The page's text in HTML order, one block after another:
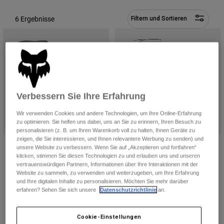
Hosen
Kurze Hosen
Jacken
Handschuhe
Protektoren
Brillen
Socken
Zubehör
Jacken
Brillen
Socken
Taschen & Zubehör
Spare parts
Hemden
Damen
T-Shirts & Tops
Hoodies und Pullover
Jacken
Hosen
Shirts
Alle anzeigen
Socken
Alle anzeigen
Moto
Helme
Jerseys
Hosen
Stiefel
Guards
6 Ergebnisse Filtern und Sortieren
Crossboots Comp Jugend
€ 259,99
(9)
Product swatch type of Schwarz.
Product swatch type of Schwarz/Grau.
Product swatch type of Weiß.
Comp Boots für Jugendliche
Price reduced from
€ 269,99to € 161,99
(1)
Product swatch type of Orange/
Product swatch type of
Verbessern Sie Ihre Erfahrung
Wir verwenden Cookies und andere Technologien, um Ihre Online-Erfahrung
zu optimieren. Sie helfen uns dabei, uns an Sie zu erinnern, Ihren Besuch zu
personalisieren (z. B. um Ihren Warenkorb voll zu halten, Ihnen Geräte zu
zeigen, die Sie interessieren, und Ihnen relevantere Werbung zu senden) und
unsere Website zu verbessern. Wenn Sie auf „Akzeptieren und fortfahren“
klicken, stimmen Sie diesen Technologien zu und erlauben uns und unseren
vertrauenswürdigen Partnern, Informationen über Ihre Interaktionen mit der
Website zu sammeln, zu verwenden und weiterzugeben, um Ihre Erfahrung
und Ihre digitalen Inhalte zu personalisieren. Möchten Sie mehr darüber
erfahren? Sehen Sie sich unsere
Datenschutzrichtlinie an.
Cookie-Einstellungen